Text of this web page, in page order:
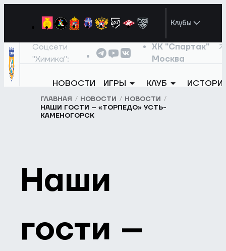
Клубы
Соцсети
"Химика":
ХК "Спартак"
Москва
НОВОСТИ ИГРЫ КЛУБ
ГЛАВНАЯ НОВОСТИ
НОВОСТИ
НАШИ ГОСТИ – «ТОРПЕДО» УСТЬ-
КАМЕНОГОРСК
Наши
гости –